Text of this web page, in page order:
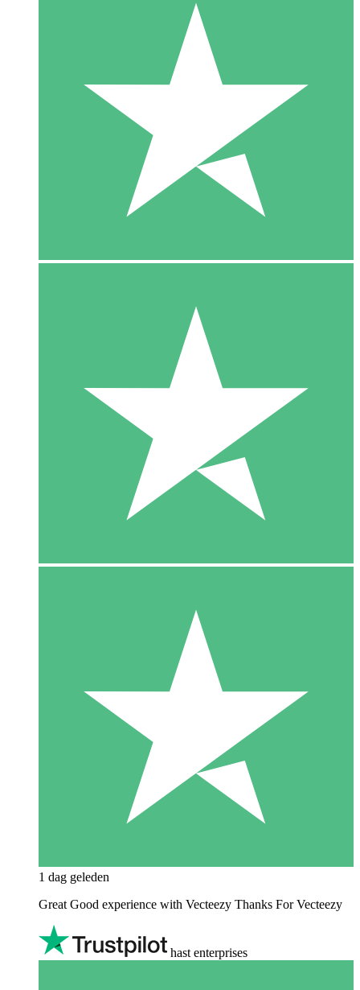
1 dag geleden
Great Good experience with Vecteezy Thanks For Vecteezy
hast enterprises